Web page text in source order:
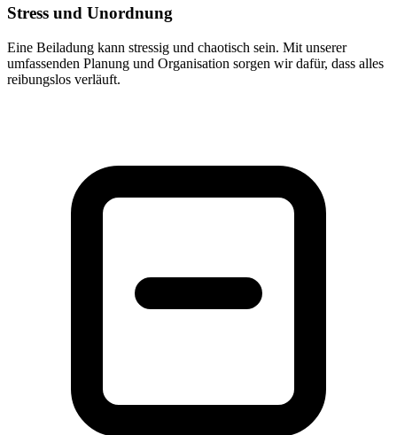
Stress und Unordnung
Eine Beiladung kann stressig und chaotisch sein. Mit unserer
umfassenden Planung und Organisation sorgen wir dafür, dass alles
reibungslos verläuft.